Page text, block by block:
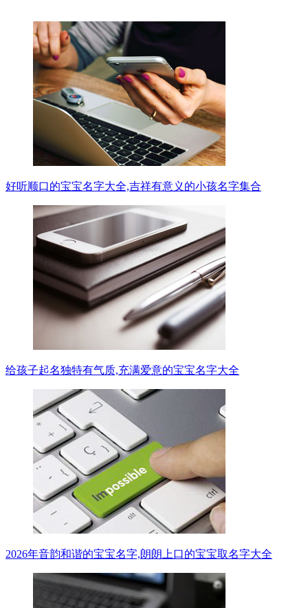
好听顺口的宝宝名字大全,吉祥有意义的小孩名字集合
给孩子起名独特有气质,充满爱意的宝宝名字大全
2026年音韵和谐的宝宝名字,朗朗上口的宝宝取名字大全